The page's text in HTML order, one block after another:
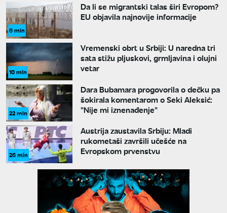
8 min
Da li se migrantski talas širi Evropom?
EU objavila najnovije informacije
10 min
Vremenski obrt u Srbiji: U naredna tri
sata stižu pljuskovi, grmljavina i olujni
vetar
22 min
Dara Bubamara progovorila o dečku pa
šokirala komentarom o Seki Aleksić:
"Nije mi iznenađenje"
26 min
Austrija zaustavila Srbiju: Mladi
rukometaši završili učešće na
Evropskom prvenstvu